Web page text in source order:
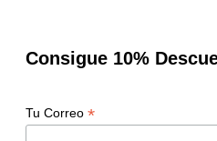
Consigue 10%
Tu Correo *